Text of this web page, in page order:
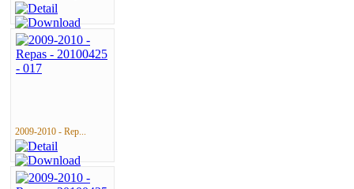
2009-2010 - Rep...